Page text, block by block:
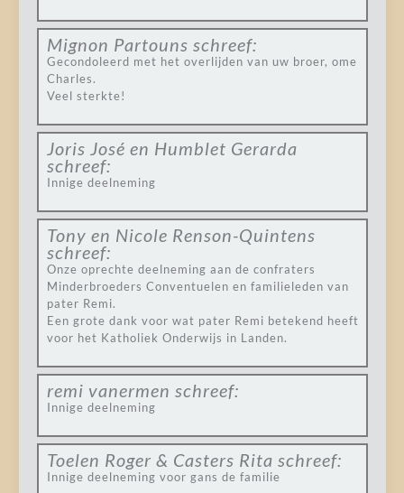
Mignon Partouns schreef:
Gecondoleerd met het overlijden van uw broer, ome
Charles.
Veel sterkte!
Joris José en Humblet Gerarda
schreef:
Innige deelneming
Tony en Nicole Renson-Quintens
schreef:
Onze oprechte deelneming aan de confraters
Minderbroeders Conventuelen en familieleden van
pater Remi.
Een grote dank voor wat pater Remi betekend heeft
voor het Katholiek Onderwijs in Landen.
remi vanermen schreef:
Innige deelneming
Toelen Roger & Casters Rita schreef:
Innige deelneming voor gans de familie